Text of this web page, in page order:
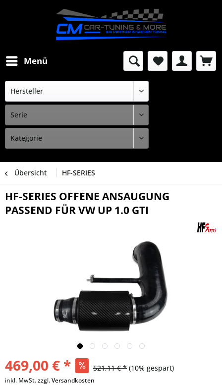
Menü
Übersicht HF-SERIES
HF-SERIES OFFENE ANSAUGUNG
PASSEND FÜR VW UP 1.0 GTI
469,00 € * 521,11 € * (10% gespart)
inkl. MwSt.zzgl. Versandkosten